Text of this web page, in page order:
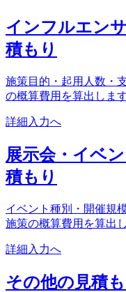
インフルエン
積もり
施策目的・起用人数・
の概算費用を算出します
詳細入力へ
展示会・イベ
積もり
イベント種別・開催規
施策の概算費用を算出し
詳細入力へ
その他の見積も